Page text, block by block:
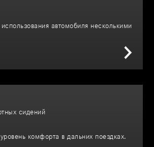
автомобиля несколькими
сидений
комфорта в дальних поездках.